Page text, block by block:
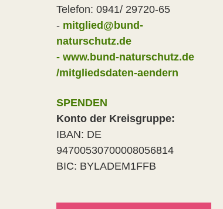
Telefon: 0941/ 29720-65
- mitglied@bund-
naturschutz.de
- www.bund-naturschutz.de
/mitgliedsdaten-aendern
SPENDEN
Konto der Kreisgruppe:
IBAN: DE
94700530700008056814
BIC: BYLADEM1FFB